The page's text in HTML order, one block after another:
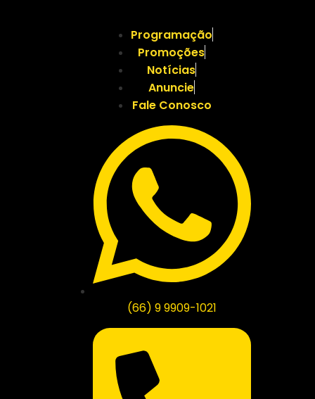
Programação
Promoções
Notícias
Anuncie
Fale Conosco
(66) 9 9909-1021